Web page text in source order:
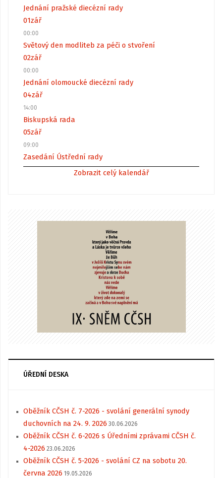
Jednání pražské diecézní rady
01zář
00:00
Světový den modliteb za péči o stvoření
02zář
00:00
Jednání olomoucké diecézní rady
04zář
14:00
Biskupská rada
05zář
09:00
Zasedání Ústřední rady
Zobrazit celý kalendář
ÚŘEDNÍ DESKA
Oběžník CČSH č. 7-2026 - svolání generální synody
duchovních na 24. 9. 2026 30.06.2026
Oběžník CČSH č. 6-2026 s Úředními zprávami CČSH č.
4-2026 23.06.2026
Oběžník CČSH č. 5-2026 - svolání CZ na sobotu 20.
června 2026 19.05.2026